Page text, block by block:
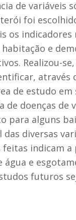
de variáveis
foi
indicadores
e
Realizou-
através
de estudo em
doenças de
para alguns
diversas
indicam
água e
futuros